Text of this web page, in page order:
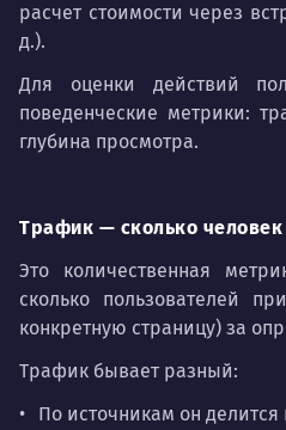
расчет стоимости через
д.).
Для оценки действий
поведенческие метрики:
глубина просмотра.
Трафик — сколько
Это количественная
сколько пользователей
конкретную страницу) за
Трафик бывает разный:
По источникам он